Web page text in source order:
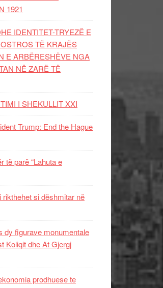
1921
IDENTITET-TRYEZË E
TË KRAJËS
E ARBËRESHËVE NGA
NË ZARË TË
I SHEKULLIT XXI
Trump: End the Hague
të parë “Lahuta e
si dëshmitar në
dy figurave monumentale
Koliqit dhe At Gjergj
prodhuese te